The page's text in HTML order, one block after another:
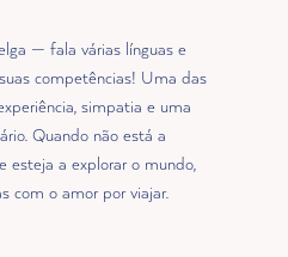
— fala várias línguas e
competências! Uma das
simpatia e uma
Quando não está a
esteja a explorar o mundo,
com o amor por viajar.